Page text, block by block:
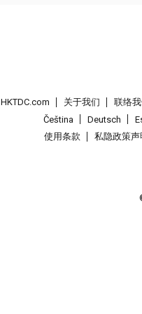
HKTDC.com 关于我们 联络
Čeština
Deutsch
使用条款
私隐政策声